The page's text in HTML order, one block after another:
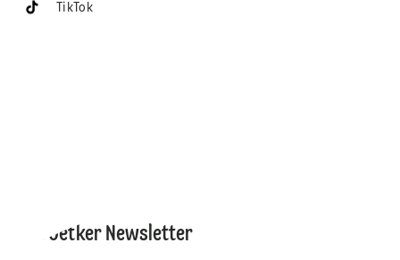
TikTok
Dr. Oetker Newsletter